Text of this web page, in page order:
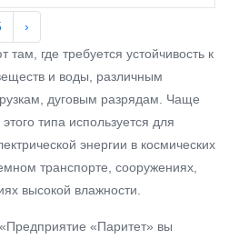
›
где требуется устойчивость к
и воды, различным
дуговым разрядам. Чаще
типа используется для
энергии в космических
транспорте, сооружениях,
высокой влажности.
«Паритет» вы